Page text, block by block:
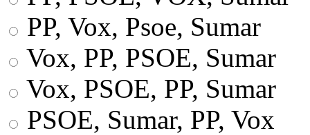
PP, Vox, Psoe, Sumar
Vox, PP, PSOE, Sumar
Vox, PSOE, PP, Sumar
PSOE, Sumar, PP, Vox